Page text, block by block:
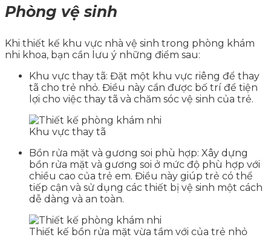
Phòng vệ sinh
Khi thiết kế khu vực nhà vệ sinh trong phòng khám
nhi khoa, bạn cần lưu ý những điểm sau:
Khu vực thay tã: Đặt một khu vực riêng để thay
tã cho trẻ nhỏ. Điều này cần được bố trí để tiện
lợi cho việc thay tã và chăm sóc vệ sinh của trẻ.
Khu vực thay tã
Bồn rửa mặt và gương soi phù hợp: Xây dựng
bồn rửa mặt và gương soi ở mức độ phù hợp với
chiều cao của trẻ em. Điều này giúp trẻ có thể
tiếp cận và sử dụng các thiết bị vệ sinh một cách
dễ dàng và an toàn.
Thiết kế bồn rửa mặt vừa tầm với của trẻ nhỏ